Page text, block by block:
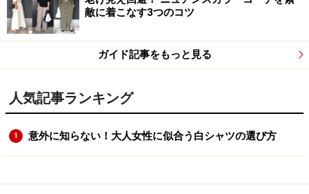
敵に着こなす3つのコツ
ガイド記事をもっと見る
人気記事ランキング
1 意外に知らない！大人女性に似合う白シャツの選び方